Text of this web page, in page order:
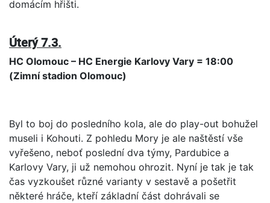
domácím hřišti.
Úterý 7.3.
HC Olomouc – HC Energie Karlovy Vary = 18:00
(Zimní stadion Olomouc)
Byl to boj do posledního kola, ale do play-out bohužel
museli i Kohouti. Z pohledu Mory je ale naštěstí vše
vyřešeno, neboť poslední dva týmy, Pardubice a
Karlovy Vary, ji už nemohou ohrozit. Nyní je tak je tak
čas vyzkoušet různé varianty v sestavě a pošetřit
některé hráče, kteří základní část dohrávali se